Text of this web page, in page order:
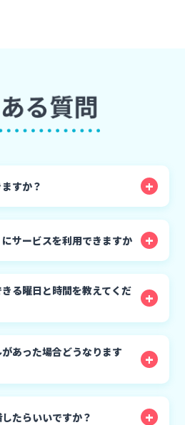
すか？
サービスを利用できますか
る曜日と時間を教えてくだ
あった場合どうなります
たらいいですか？